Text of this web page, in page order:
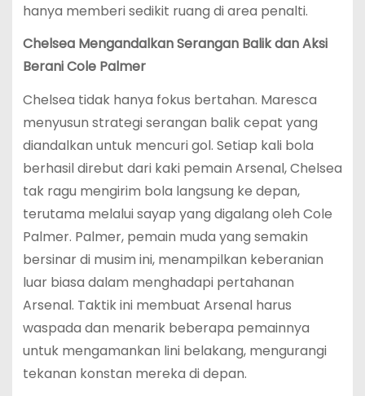
hanya memberi sedikit ruang di area penalti.
Chelsea Mengandalkan Serangan Balik dan Aksi
Berani Cole Palmer
Chelsea tidak hanya fokus bertahan. Maresca
menyusun strategi serangan balik cepat yang
diandalkan untuk mencuri gol. Setiap kali bola
berhasil direbut dari kaki pemain Arsenal, Chelsea
tak ragu mengirim bola langsung ke depan,
terutama melalui sayap yang digalang oleh Cole
Palmer. Palmer, pemain muda yang semakin
bersinar di musim ini, menampilkan keberanian
luar biasa dalam menghadapi pertahanan
Arsenal. Taktik ini membuat Arsenal harus
waspada dan menarik beberapa pemainnya
untuk mengamankan lini belakang, mengurangi
tekanan konstan mereka di depan.